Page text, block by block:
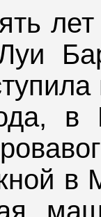
в
в